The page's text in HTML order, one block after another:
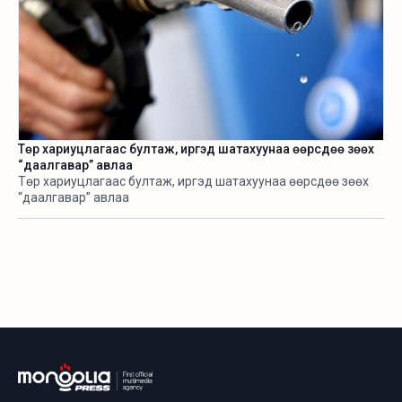
Төр хариуцлагаас бултаж, иргэд шатахуунаа өөрсдөө зөөх
“даалгавар” авлаа
Төр хариуцлагаас бултаж, иргэд шатахуунаа өөрсдөө зөөх
“даалгавар” авлаа